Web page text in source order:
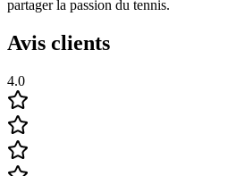
partager la passion du tennis.
Avis clients
4.0